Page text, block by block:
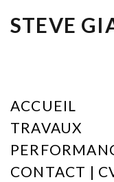
STEVE
ACCUEIL
TRAVAUX
CONTACT |